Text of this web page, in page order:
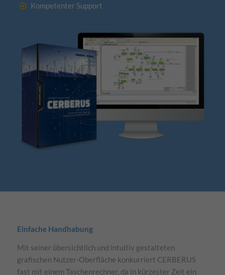
Kompetenter Support
Einfache Handhabung
Mit seiner übersichtlich und intuitiv gestalteten
grafischen Nutzer-Oberfläche konkurriert CERBERUS
fast mit einem Taschenrechner, da in kürzester Zeit ein